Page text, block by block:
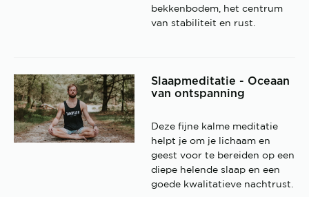
bekkenbodem, het centrum
van stabiliteit en rust.
Slaapmeditatie - Oceaan
van ontspanning
Deze fijne kalme meditatie
helpt je om je lichaam en
geest voor te bereiden op een
diepe helende slaap en een
goede kwalitatieve nachtrust.